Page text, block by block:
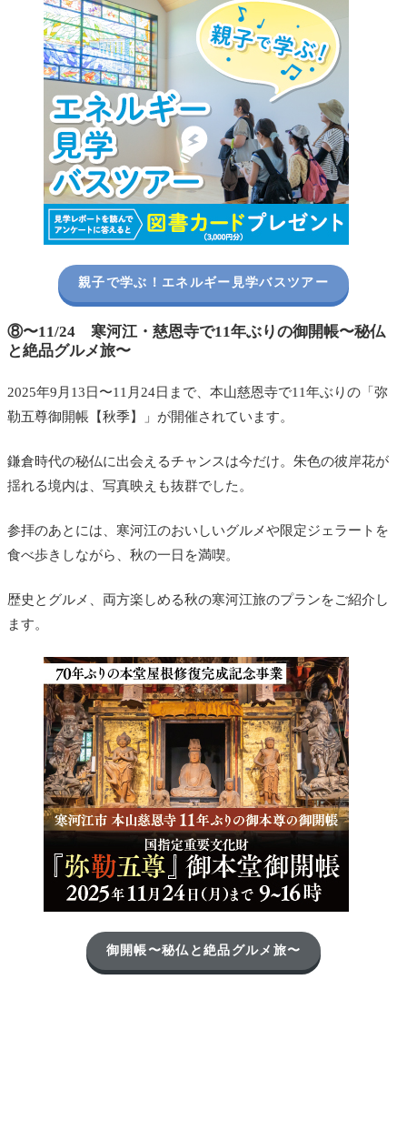
親子で学ぶ！エネルギー見学バスツアー
⑧〜11/24 寒河江・慈恩寺で11年ぶりの御開帳〜秘仏
と絶品グルメ旅〜
2025年9月13日〜11月24日まで、本山慈恩寺で11年ぶりの「弥
勒五尊御開帳【秋季】」が開催されています。
鎌倉時代の秘仏に出会えるチャンスは今だけ。朱色の彼岸花が
揺れる境内は、写真映えも抜群でした。
参拝のあとには、寒河江のおいしいグルメや限定ジェラートを
食べ歩きしながら、秋の一日を満喫。
歴史とグルメ、両方楽しめる秋の寒河江旅のプランをご紹介し
ます。
御開帳〜秘仏と絶品グルメ旅〜